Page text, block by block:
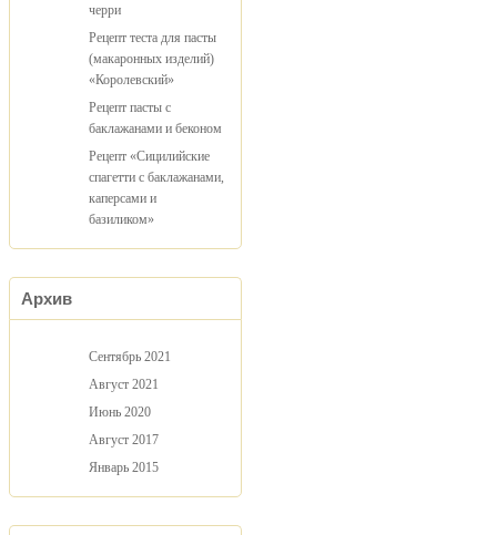
черри
Рецепт теста для пасты
(макаронных изделий)
«Королевский»
Рецепт пасты с
баклажанами и беконом
Рецепт «Сицилийские
спагетти с баклажанами,
каперсами и
базиликом»
Архив
Сентябрь 2021
Август 2021
Июнь 2020
Август 2017
Январь 2015